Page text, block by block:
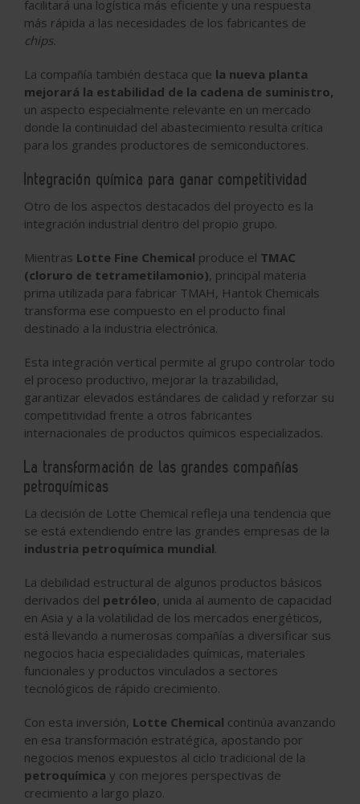
facilitará una logística más eficiente y una respuesta
más rápida a las necesidades de los fabricantes de
chips.
La compañía también destaca que la nueva planta
mejorará la estabilidad de la cadena de suministro,
un aspecto especialmente relevante en un mercado
donde la continuidad del abastecimiento resulta crítica
para los grandes productores de semiconductores.
Integración química para ganar competitividad
Otro de los aspectos destacados del proyecto es la
integración industrial dentro del propio grupo.
Mientras Lotte Fine Chemical produce el TMAC
(cloruro de tetrametilamonio), principal materia
prima utilizada para fabricar TMAH, Hantok Chemicals
transforma ese compuesto en el producto final
destinado a la industria electrónica.
Esta integración vertical permite al grupo controlar todo
el proceso productivo, mejorar la trazabilidad,
garantizar elevados estándares de calidad y reforzar su
competitividad frente a otros fabricantes
internacionales de productos químicos especializados.
La transformación de las grandes compañías
petroquímicas
La decisión de Lotte Chemical refleja una tendencia que
se está extendiendo entre las grandes empresas de la
industria petroquímica mundial.
La debilidad estructural de algunos productos básicos
derivados del petróleo, unida al aumento de capacidad
en Asia y a la volatilidad de los mercados energéticos,
está llevando a numerosas compañías a diversificar sus
negocios hacia especialidades químicas, materiales
funcionales y productos vinculados a sectores
tecnológicos de rápido crecimiento.
Con esta inversión, Lotte Chemical continúa avanzando
en esa transformación estratégica, apostando por
negocios menos expuestos al ciclo tradicional de la
petroquímica y con mejores perspectivas de
crecimiento a largo plazo.